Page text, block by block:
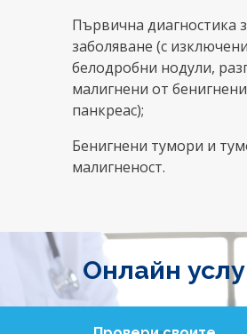
Първична диагностика
заболяване (с
белодробни нодули,
малигнени от
панкреас);
Бенигнени тумори и
малигненост.
Онлайн